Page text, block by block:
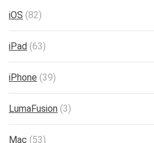
iOS (82)
iPad (63)
iPhone (39)
LumaFusion (3)
Mac (53)